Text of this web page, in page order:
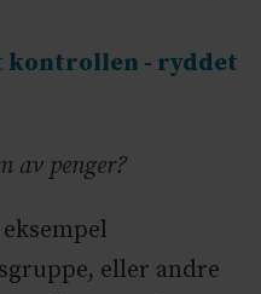
kontrollen - ryddet
av penger?
eller andre